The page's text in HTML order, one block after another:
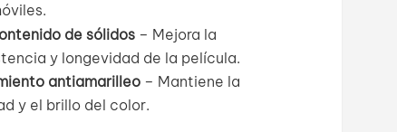
de sólidos– Mejora la
y longevidad de la película.
antiamarilleo – Mantiene la
y el brillo del color.